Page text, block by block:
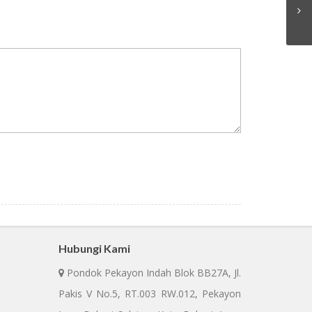
Hubungi Kami
Pondok Pekayon Indah Blok BB27A, Jl.
Pakis V No.5, RT.003 RW.012, Pekayon